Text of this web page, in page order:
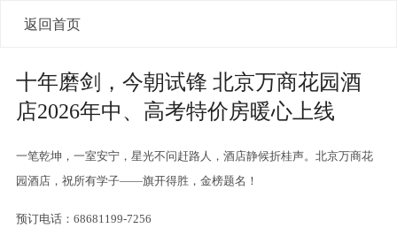
返回首页
十年磨剑，今朝试锋 北京万商花园酒
店2026年中、高考特价房暖心上线
一笔乾坤，一室安宁，星光不问赶路人，酒店静候折桂声。北京万商花
园酒店，祝所有学子——旗开得胜，金榜题名！
预订电话：68681199-7256